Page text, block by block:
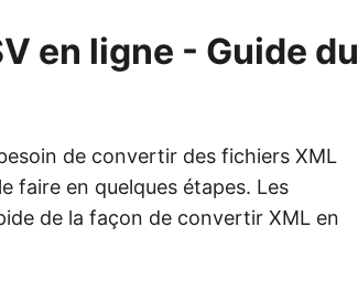
en ligne - Guide du
de convertir des fichiers XML
faire en quelques étapes. Les
de la façon de convertir XML en